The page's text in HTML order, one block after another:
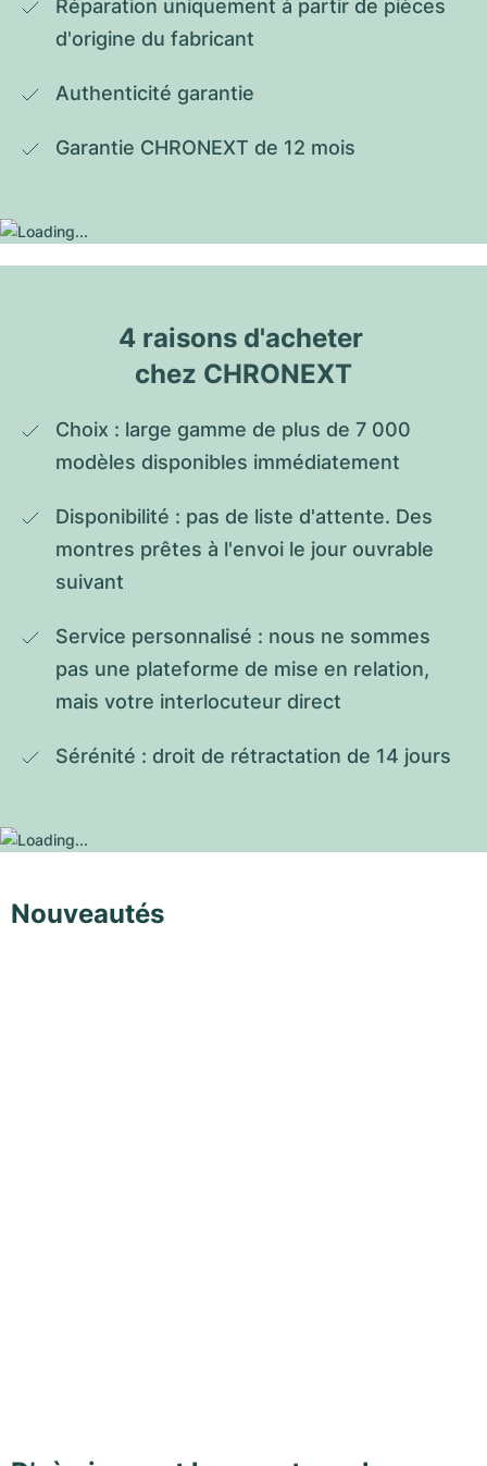
Réparation uniquement à partir de pièces
d'origine du fabricant
Authenticité garantie
Garantie CHRONEXT de 12 mois
4 raisons d'acheter
chez CHRONEXT
Choix : large gamme de plus de 7 000
modèles disponibles immédiatement
Disponibilité : pas de liste d'attente. Des
montres prêtes à l'envoi le jour ouvrable
suivant
Service personnalisé : nous ne sommes
pas une plateforme de mise en relation,
mais votre interlocuteur direct
Sérénité : droit de rétractation de 14 jours
Nouveautés